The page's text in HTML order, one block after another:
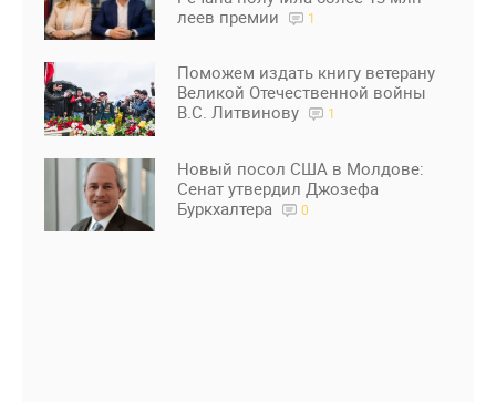
леев премии
1
Поможем издать книгу ветерану
Великой Отечественной войны
В.С. Литвинову
1
Новый посол США в Молдове:
Сенат утвердил Джозефа
Буркхалтера
0